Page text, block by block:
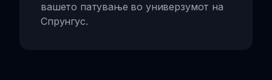
вашето патување во универзумот на
Спрунгус.